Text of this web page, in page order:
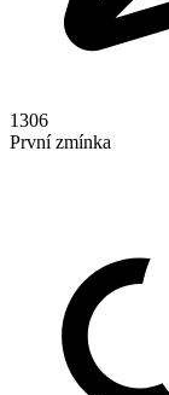
1306
První zmínka